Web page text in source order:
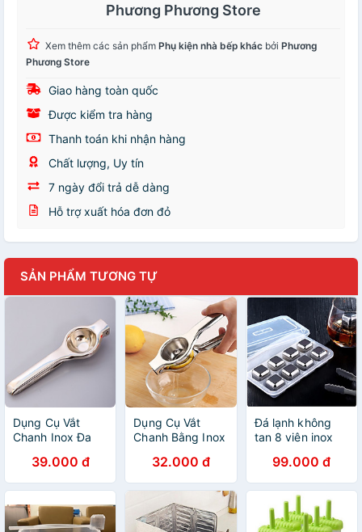
Phương Phương Store
Xem thêm các sản phẩm Phụ kiện nhà bếp khác bởi Phương
Phương Store
Giao hàng toàn quốc
Được kiểm tra hàng
Thanh toán khi nhận hàng
Chất lượng, Uy tín
7 ngày đổi trả dễ dàng
Hỗ trợ xuất hóa đơn đỏ
SẢN PHẨM TƯƠNG TỰ
Dụng Cụ Vắt
Chanh Inox Đa
39.000 đ
Dụng Cụ Vắt
Chanh Bằng Inox
Gỉ - Nhỏ Gọn -
Tiện Dụng (Màu
32.000 đ
Đá lạnh không
tan 8 viên inox
29g99.000 đ